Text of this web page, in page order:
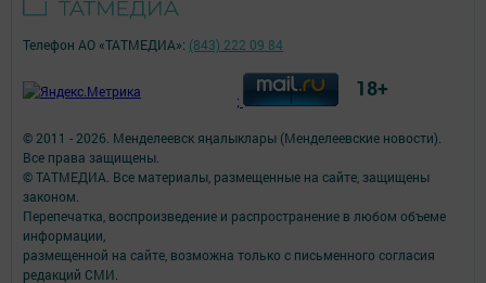
© 2011 - 2026. Менделеевск яӊалыклары (Менделеевские новости).
Все права защищены.
© ТАТМЕДИА. Все материалы, размещенные на сайте, защищены
законом.
Перепечатка, воспроизведение и распространение в любом объеме
информации,
размещенной на сайте, возможна только с письменного согласия
редакций СМИ.
Телефон АО «ТАТМЕДИА»: (843) 222 09 84
; 18+